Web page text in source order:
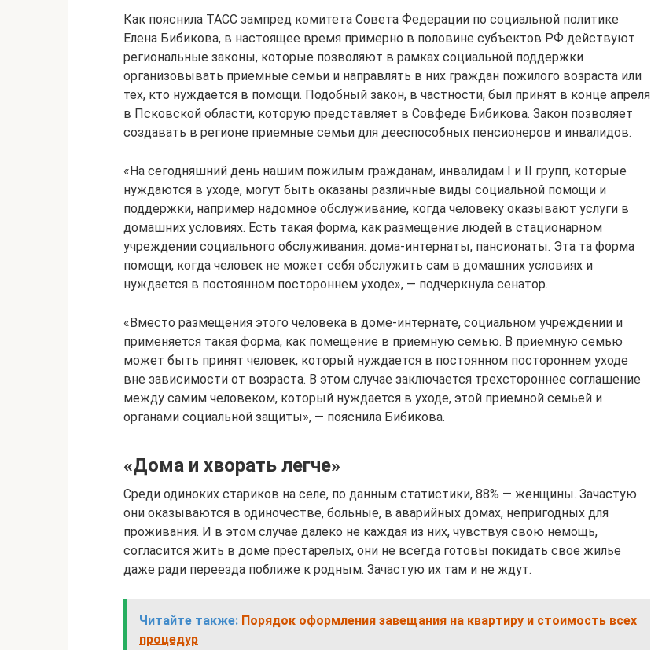
Как пояснила ТАСС зампред комитета Совета Федерации по социальной политике
Елена Бибикова, в настоящее время примерно в половине субъектов РФ действуют
региональные законы, которые позволяют в рамках социальной поддержки
организовывать приемные семьи и направлять в них граждан пожилого возраста или
тех, кто нуждается в помощи. Подобный закон, в частности, был принят в конце апреля
в Псковской области, которую представляет в Совфеде Бибикова. Закон позволяет
создавать в регионе приемные семьи для дееспособных пенсионеров и инвалидов.
«На сегодняшний день нашим пожилым гражданам, инвалидам I и II групп, которые
нуждаются в уходе, могут быть оказаны различные виды социальной помощи и
поддержки, например надомное обслуживание, когда человеку оказывают услуги в
домашних условиях. Есть такая форма, как размещение людей в стационарном
учреждении социального обслуживания: дома-интернаты, пансионаты. Эта та форма
помощи, когда человек не может себя обслужить сам в домашних условиях и
нуждается в постоянном постороннем уходе», — подчеркнула сенатор.
«Вместо размещения этого человека в доме-интернате, социальном учреждении и
применяется такая форма, как помещение в приемную семью. В приемную семью
может быть принят человек, который нуждается в постоянном постороннем уходе
вне зависимости от возраста. В этом случае заключается трехстороннее соглашение
между самим человеком, который нуждается в уходе, этой приемной семьей и
органами социальной защиты», — пояснила Бибикова.
«Дома и хворать легче»
Среди одиноких стариков на селе, по данным статистики, 88% — женщины. Зачастую
они оказываются в одиночестве, больные, в аварийных домах, непригодных для
проживания. И в этом случае далеко не каждая из них, чувствуя свою немощь,
согласится жить в доме престарелых, они не всегда готовы покидать свое жилье
даже ради переезда поближе к родным. Зачастую их там и не ждут.
Читайте также: Порядок оформления завещания на квартиру и стоимость всех
процедур